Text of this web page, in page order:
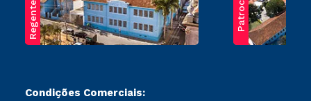
Condições Comerciais: